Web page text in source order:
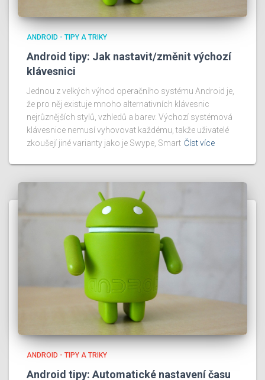
ANDROID - TIPY A TRIKY
Android tipy: Jak nastavit/změnit výchozí
klávesnici
Jednou z velkých výhod operačního systému Android je,
že pro něj existuje mnoho alternativních klávesnic
nejrůznějších stylů, vzhledů a barev. Výchozí systémová
klávesnice nemusí vyhovovat každému, takže uživatelé
zkoušejí jiné varianty jako je Swype, Smart Číst více
ANDROID - TIPY A TRIKY
Android tipy: Automatické nastavení času